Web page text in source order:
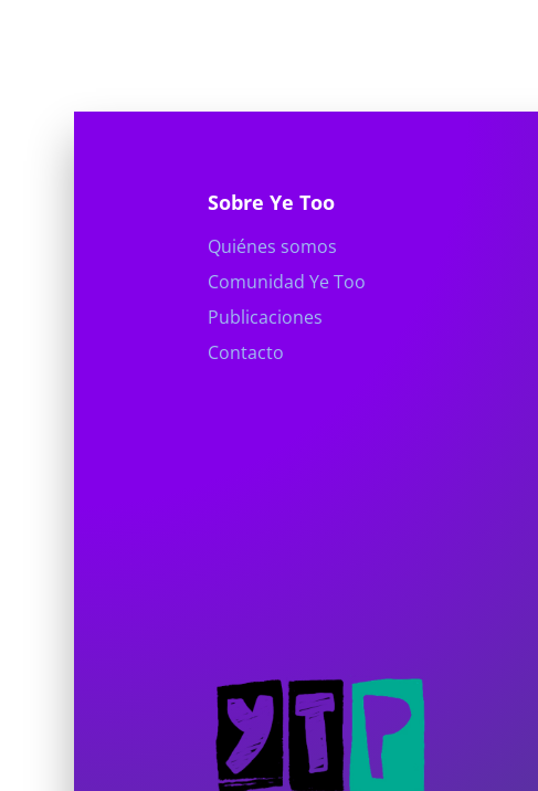
Sobre Ye Too
Quiénes somos
Comunidad Ye Too
Publicaciones
Contacto